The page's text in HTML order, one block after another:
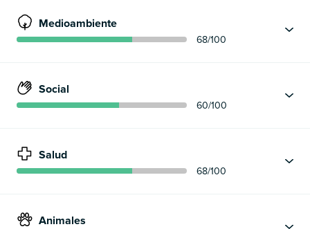
Medioambiente
68/100
Social
60/100
Salud
68/100
Animales